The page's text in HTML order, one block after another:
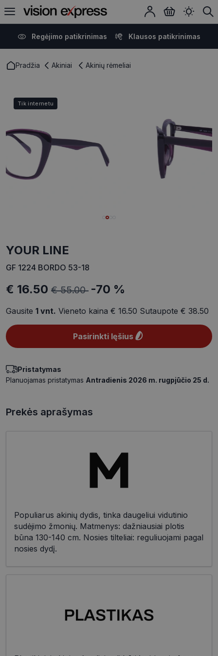
Regėjimo patikrinimas Klausos patikrinimas
Pradžia Akiniai Akinių rėmeliai
Tik internetu
YOUR LINE
GF 1224 BORDO 53-18
€ 16.50 € 55.00 -70 %
Gausite 1 vnt. Vieneto kaina € 16.50 Sutaupote € 38.50
Pasirinkti lęšius
Pristatymas
Planuojamas pristatymas Antradienis 2026 m. rugpjūčio 25 d.
Prekės aprašymas
Populiarus akinių dydis, tinka daugeliui vidutinio
sudėjimo žmonių. Matmenys: dažniausiai plotis
būna 130-140 cm. Nosies tilteliai: reguliuojami pagal
nosies dydį.